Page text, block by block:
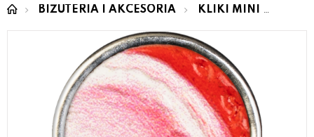
BIŻUTERIA I AKCESORIA KLIKI MINI